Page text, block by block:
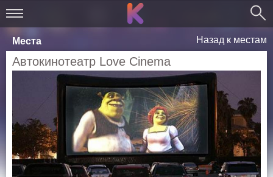
Места Назад к местам
Автокинотеатр Love Cinema